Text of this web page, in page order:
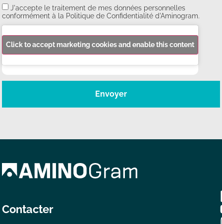
J'accepte le traitement de mes données personnelles
conformément à la Politique de Confidentialité d'Aminogram.
Click to accept marketing cookies and enable this content
Envoyer
Contacter